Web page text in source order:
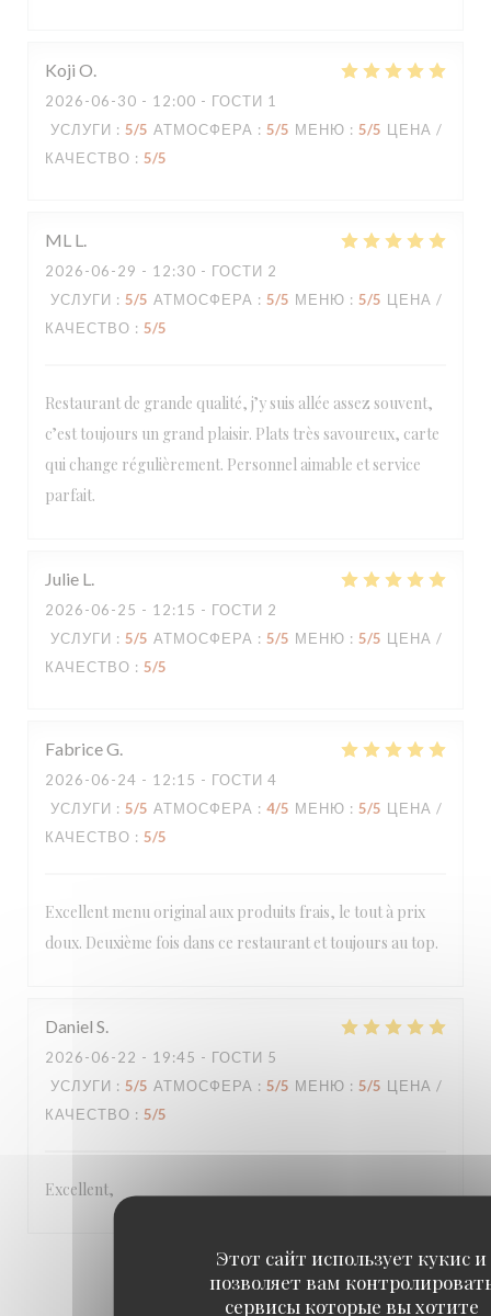
Этот сайт использует кукис и
позволяет вам
сервисы которые вы хотите
Koji O
2026-06-30 - 12:00 - ГОСТИ 1
УСЛУГИ : 5/5 АТМОСФЕРА : 5/5 МЕНЮ : 5/5 ЦЕНА /
КАЧЕСТВО : 5/5
ML L
2026-06-29 - 12:30 - ГОСТИ 2
УСЛУГИ : 5/5 АТМОСФЕРА : 5/5 МЕНЮ : 5/5 ЦЕНА /
КАЧЕСТВО : 5/5
Restaurant de grande qualité, j’y suis allée assez souvent,
c’est toujours un grand plaisir. Plats très savoureux, carte
qui change régulièrement. Personnel aimable et service
parfait.
Julie L
2026-06-25 - 12:15 - ГОСТИ 2
УСЛУГИ : 5/5 АТМОСФЕРА : 5/5 МЕНЮ : 5/5 ЦЕНА /
КАЧЕСТВО : 5/5
FabriceG
2026-06-24 - 12:15 - ГОСТИ 4
УСЛУГИ : 5/5 АТМОСФЕРА : 4/5 МЕНЮ : 5/5 ЦЕНА /
КАЧЕСТВО : 5/5
Excellent menu original aux produits frais, le tout à prix
doux. Deuxième fois dans ce restaurant et toujours au top.
Daniel S
2026-06-22 - 19:45 - ГОСТИ 5
УСЛУГИ : 5/5 АТМОСФЕРА : 5/5 МЕНЮ : 5/5 ЦЕНА /
КАЧЕСТВО : 5/5
Excellent,
2 3